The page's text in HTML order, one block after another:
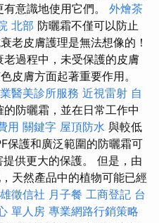
意識地使用它們。 外燴茶
北部 防曬霜不僅可以防止
老皮膚護理是無法想像的！
過程中，未受保護的皮膚
皮膚方面起著重要作用。
醫美診所服務 近視雷射 自
防曬霜，並在日常工作中
用 關鍵字 屋頂防水 與較低
保護和廣泛範圍的防曬霜可
供更大的保護。 但是，由
天然產品中的植物可能已經
徵信社 月子餐 工商登記 台
單人房 專業網路行銷策略